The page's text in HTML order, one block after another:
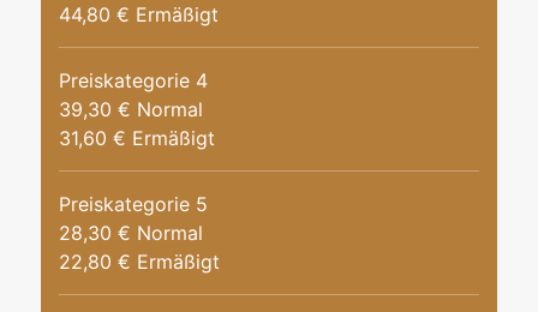
44,80 € Ermäßigt
Preiskategorie 4
39,30 € Normal
31,60 € Ermäßigt
Preiskategorie 5
28,30 € Normal
22,80 € Ermäßigt